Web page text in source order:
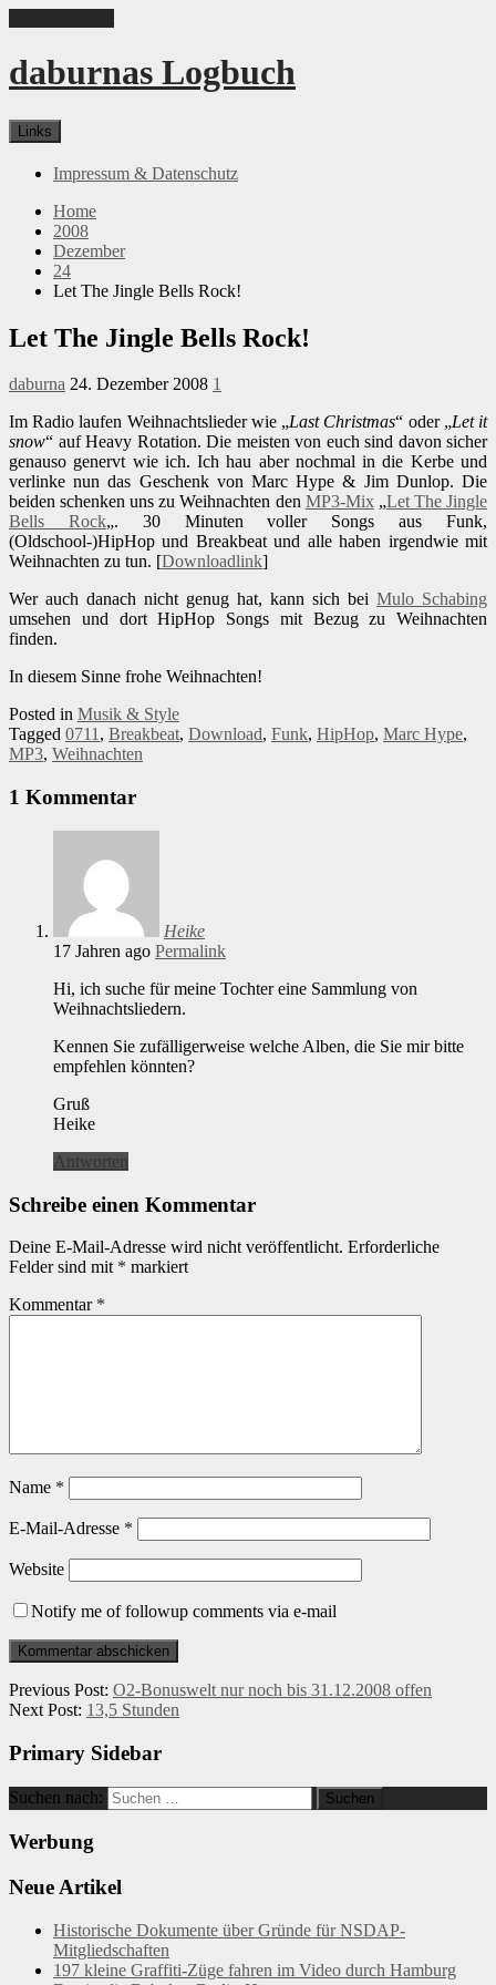
daburnas Logbuch
Links
Impressum & Datenschutz
Home
2008
Dezember
24
Let The Jingle Bells Rock!
Let The Jingle Bells Rock!
daburna 24. Dezember 2008 1
Im Radio laufen Weihnachtslieder wie „Last Christmas“ oder „Let it
snow“ auf Heavy Rotation. Die meisten von euch sind davon sicher
genauso genervt wie ich. Ich hau aber nochmal in die Kerbe und
verlinke nun das Geschenk von Marc Hype & Jim Dunlop. Die
beiden schenken uns zu Weihnachten den MP3-Mix„Let The Jingle
Bells Rock„. 30 Minuten voller Songs aus Funk,
(Oldschool-)HipHop und Breakbeat und alle haben irgendwie mit
Weihnachten zu tun. [Downloadlink]
Wer auch danach nicht genug hat, kann sich bei Mulo Schabing
umsehen und dort HipHop Songs mit Bezug zu Weihnachten
finden.
In diesem Sinne frohe Weihnachten!
Posted in Musik & Style
Tagged 0711, Breakbeat, Download, Funk, HipHop, Marc Hype,
MP3, Weihnachten
1 Kommentar
Heike
17 Jahren ago Permalink
Hi, ich suche für meine Tochter eine Sammlung von
Weihnachtsliedern.
Kennen Sie zufälligerweise welche Alben, die Sie mir bitte
empfehlen könnten?
Gruß
Heike
Antworten
Schreibe einen Kommentar
Deine E-Mail-Adresse wird nicht veröffentlicht. Erforderliche
Felder sind mit * markiert
Kommentar *
Name *
E-Mail-Adresse *
Website
Notify me of followup comments via e-mail
Previous Post: O2-Bonuswelt nur noch bis 31.12.2008 offen
Next Post: 13,5 Stunden
Primary Sidebar
Suchen nach:
Werbung
Neue Artikel
Historische Dokumente über Gründe für NSDAP-
Mitgliedschaften
197 kleine Graffiti-Züge fahren im Video durch Hamburg